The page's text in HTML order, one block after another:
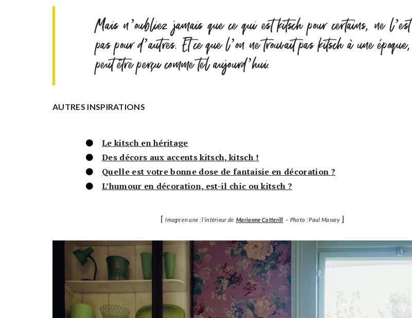
Mais n’oubliez jamais que ce qui est kitsch pour certains, ne l’est
pas pour d’autres. Et ce que l’on ne trouvait pas kitsch à une époque,
peut être perçu comme tel aujourd’hui.
AUTRES INSPIRATIONS
Le kitsch en héritage
Des décors aux accents kitsch, kitsch !
Quelle est votre bonne dose de fantaisie en décoration ?
L’humour en décoration, est-il chic ou kitsch ?
⌈ Image en une : l’intérieur de Marianne Cotterill – Photo : Paul Massey⌋